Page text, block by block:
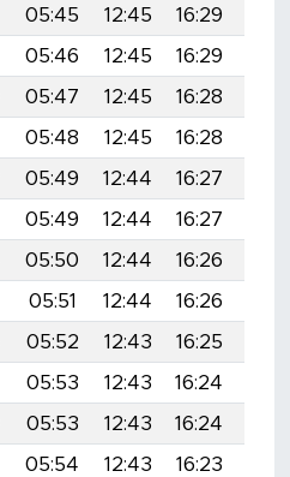
05:45 12:45 16:29
05:46 12:45 16:29
05:47 12:45 16:28
05:48 12:45 16:28
05:49 12:44 16:27
05:49 12:44 16:27
05:50 12:44 16:26
05:51 12:44 16:26
05:52 12:43 16:25
05:53 12:43 16:24
05:53 12:43 16:24
05:54 12:43 16:23